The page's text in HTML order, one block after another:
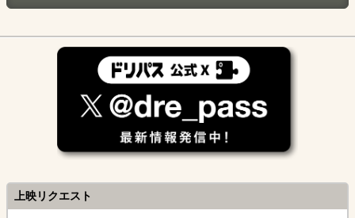
上映リクエスト